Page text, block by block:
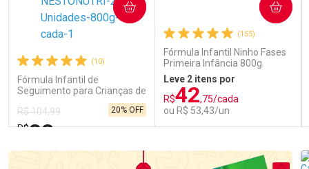
(10)
Fórmula Infantil de
Seguimento para Crianças de
Primeira Infância Nestonutri
2 Unidades de 800g cada
R$ 104,99
R$83
20% OFF
COMPRAR
(155)
Fórmula Infantil Ninho Fases
Primeira Infância 800g
Leve 2 itens por
R$42,75/cada
ou R$ 53,43/un
COMPRAR
Laboratório
Por Menos